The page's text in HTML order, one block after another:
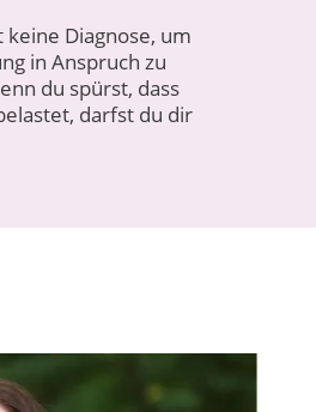
keine Diagnose, um
in Anspruch zu
du spürst, dass
darfst du dir